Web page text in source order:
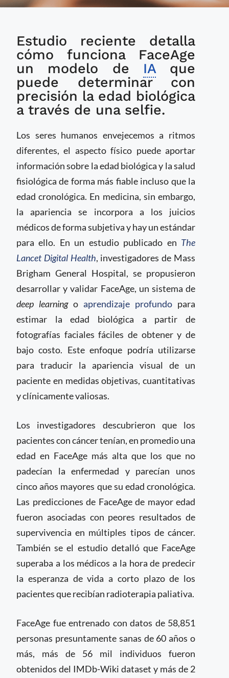
rostro para estimar
edad biológica y
predecir resultados
del cáncer
Estudio reciente detalla
cómo funciona FaceAge
un modelo de IAque
puede determinar con
precisión la edad biológica
a través de una selfie.
Los seres humanos envejecemos a ritmos
diferentes, el aspecto físico puede aportar
información sobre la edad biológica y la salud
fisiológica de forma más fiable incluso que la
edad cronológica. En medicina, sin embargo,
la apariencia se incorpora a los juicios
médicos de forma subjetiva y hay un estándar
para ello. En un estudio publicado en The
Lancet Digital Health, investigadores de Mass
Brigham General Hospital, se propusieron
desarrollar y validar FaceAge, un sistema de
deep learningo aprendizaje profundo para
estimar la edad biológica a partir de
fotografías faciales fáciles de obtener y de
bajo costo. Este enfoque podría utilizarse
para traducir la apariencia visual de un
paciente en medidas objetivas, cuantitativas
y clínicamente valiosas.
Los investigadores descubrieron que los
pacientes con cáncer tenían, en promedio una
edad en FaceAge más alta que los que no
padecían la enfermedad y parecían unos
cinco años mayores que su edad cronológica.
Las predicciones de FaceAge de mayor edad
fueron asociadas con peores resultados de
supervivencia en múltiples tipos de cáncer.
También se el estudio detalló que FaceAge
superaba a los médicos a la hora de predecir
la esperanza de vida a corto plazo de los
pacientes que recibían radioterapia paliativa.
FaceAge fue entrenado con datos de 58,851
personas presuntamente sanas de 60 años o
más, más de 56 mil individuos fueron
obtenidos del IMDb-Wiki dataset y más de 2